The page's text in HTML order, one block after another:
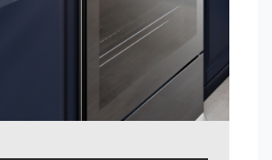
en comparación con
sin esa misma función, que se
Group en Brasil.
en pruebas internas en cocinas con
en comparación con cocinas Electrolux
que se comercializa por Electrolux Group.